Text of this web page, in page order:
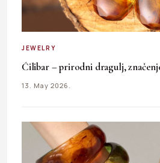
JEWELRY
Ćilibar – prirodni dragulj,
13. May 2026.